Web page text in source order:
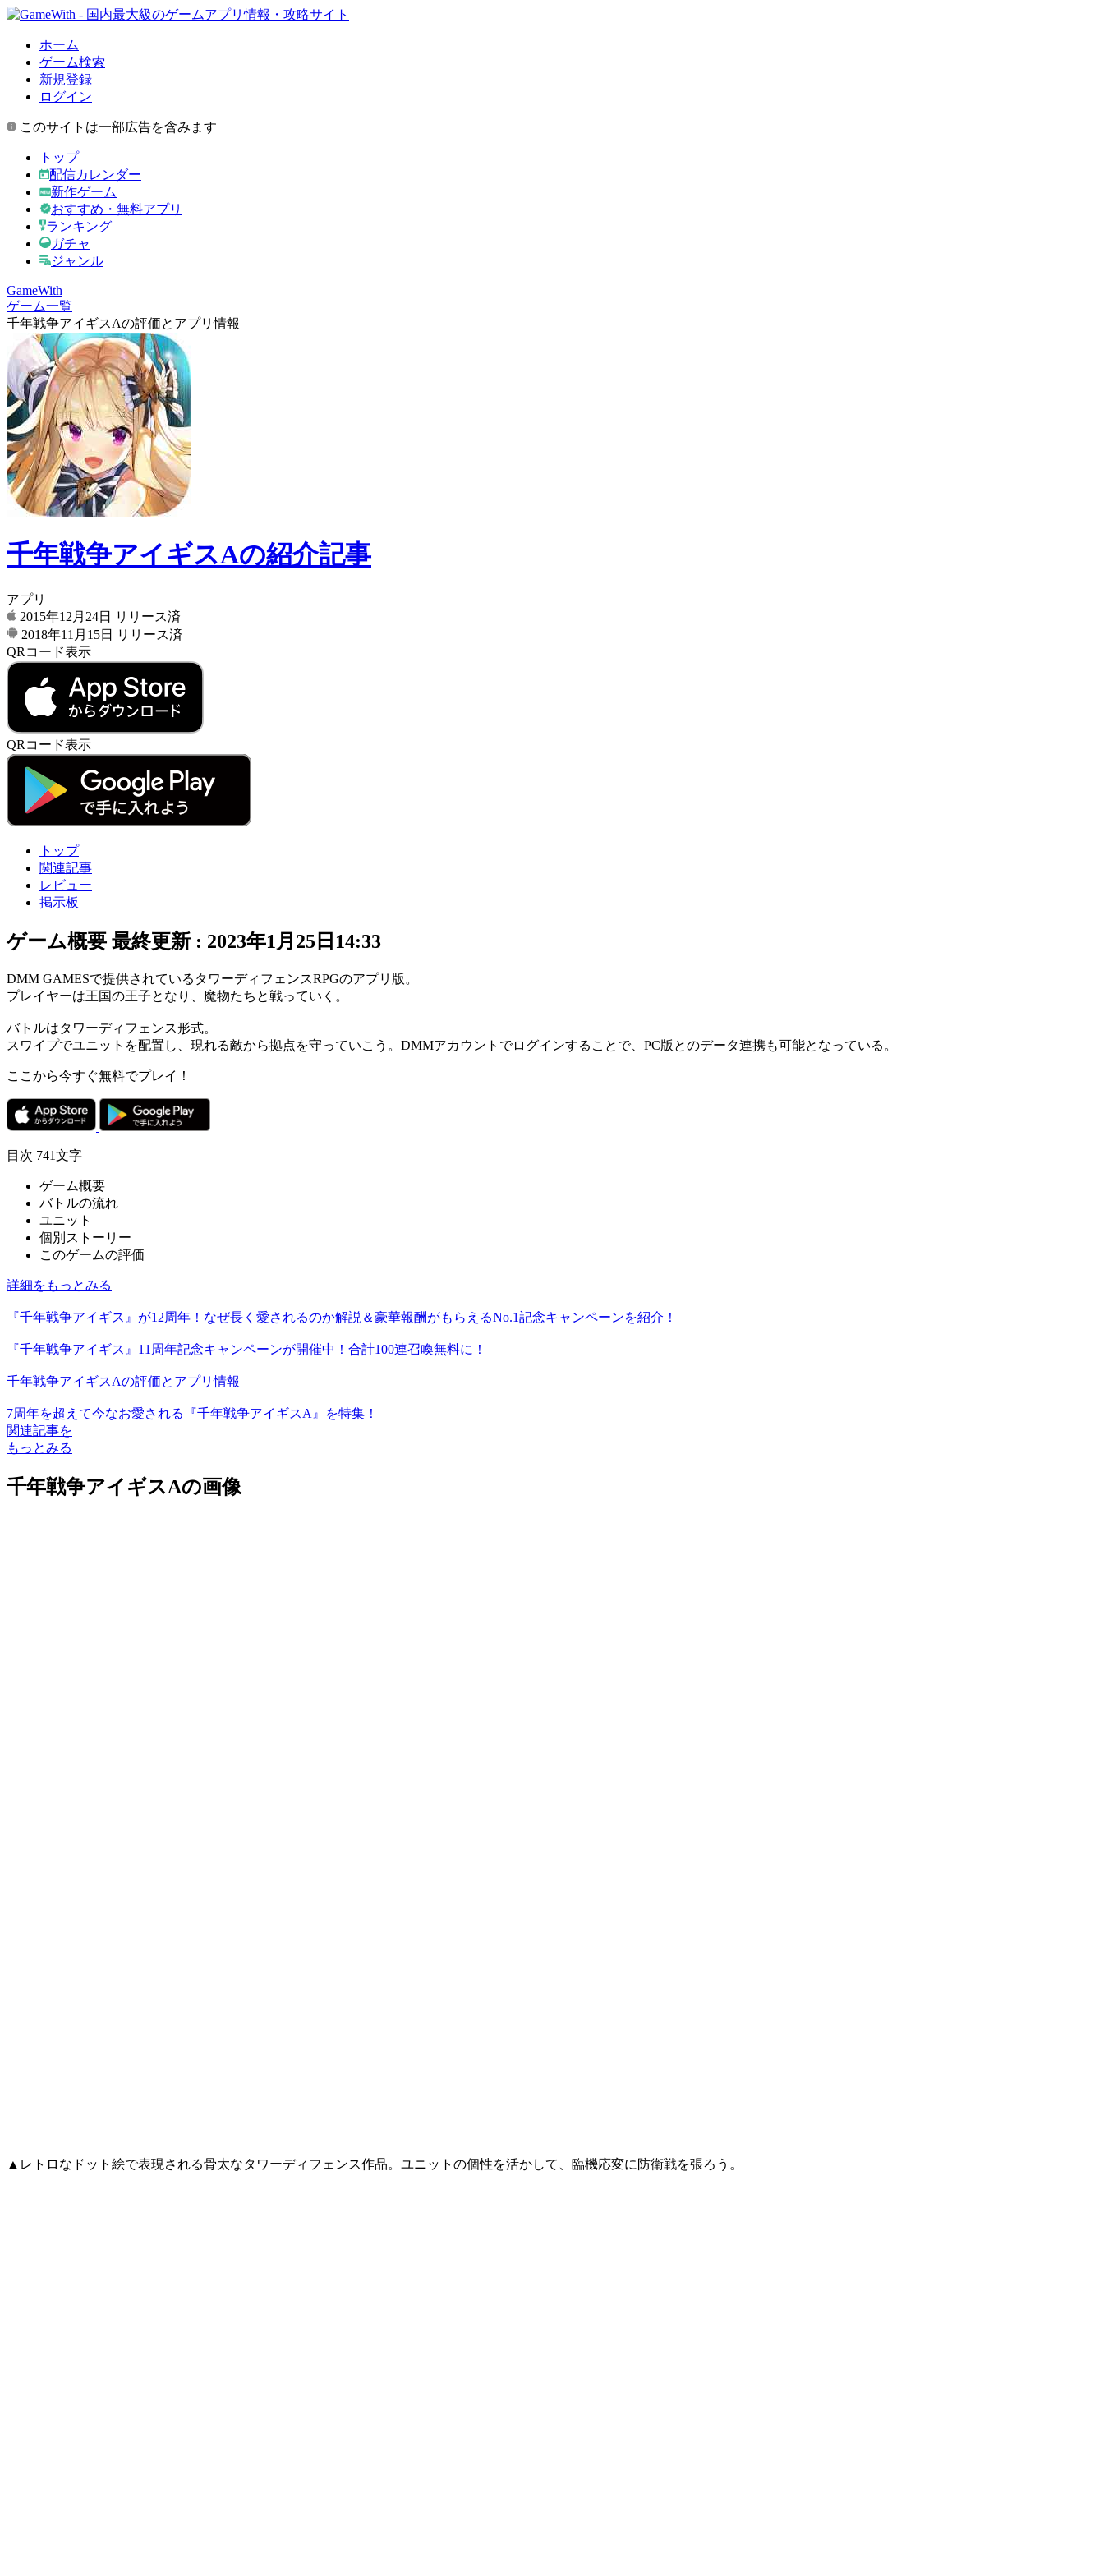
ホーム
ゲーム検索
新規登録
ログイン
このサイトは一部広告を含みます
トップ
配信カレンダー
新作ゲーム
おすすめ・無料アプリ
ランキング
ガチャ
ジャンル
GameWith
ゲーム一覧
千年戦争アイギスAの評価とアプリ情報
千年戦争アイギスAの紹介記事
アプリ
2015年12月24日
リリース済
2018年11月15日
リリース済
QRコード表示
QRコード表示
トップ
関連記事
レビュー
掲示板
ゲーム概要 最終更新 : 2023年1月25日14:33
DMM GAMESで提供されている タワーディフェンスRPGのアプリ版。
プレイヤーは王国の王子となり、魔物たちと戦っていく。
バトルはタワーディフェンス形式。
スワイプでユニットを配置 し、現れる敵から拠点を守っていこう。 DMMアカウント でログインすることで、 PC版とのデータ連携も可能となっている。
ここから今すぐ無料でプレイ！
目次 741文字
ゲーム概要
バトルの流れ
ユニット
個別ストーリー
このゲームの評価
詳細をもっとみる
『千年戦争アイギス』が12周年！なぜ長く愛されるのか解説＆豪華報酬がもらえるNo.1記念キャンペーンを紹介！
『千年戦争アイギス』11周年記念キャンペーンが開催中！合計100連召喚無料に！
千年戦争アイギスAの評価とアプリ情報
7周年を超えて今なお愛される『千年戦争アイギスA』を特集！
関連記事を
もっとみる
千年戦争アイギスAの画像
▲レトロなドット絵で表現される骨太なタワーディフェンス作品。ユニットの個性を活かして、臨機応変に防衛戦を張ろう。